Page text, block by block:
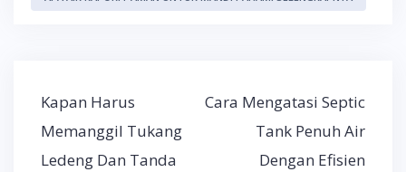
Post
navigation
Kapan Harus
Memanggil Tukang
Ledeng Dan Tanda
Cara Mengatasi Septic
Tank Penuh Air
Dengan Efisien